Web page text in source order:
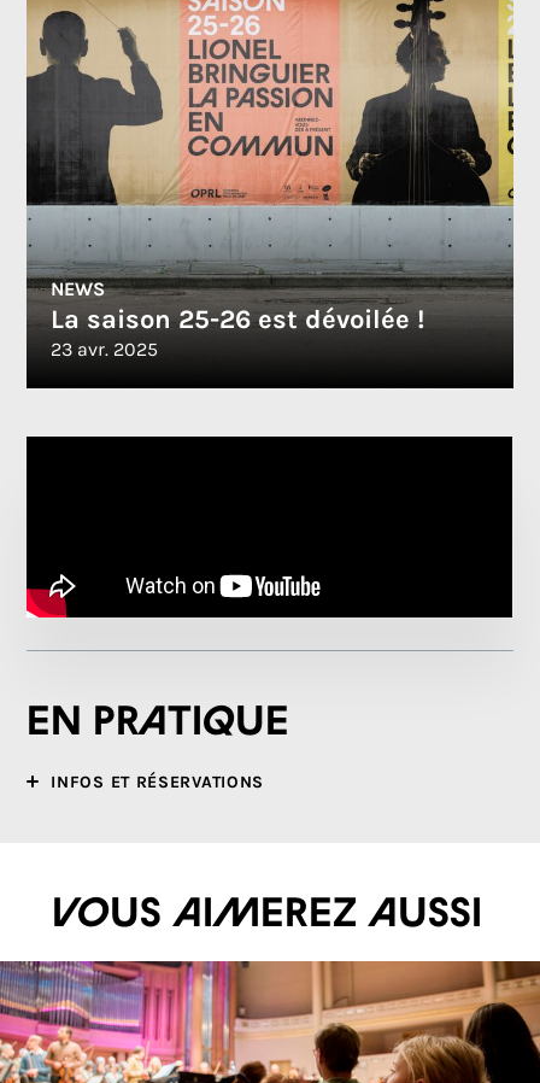
NEWS
La saison 25-26 est dévoilée !
23 avr. 2025
En pratique
INFOS ET RÉSERVATIONS
Vous aimerez aussi